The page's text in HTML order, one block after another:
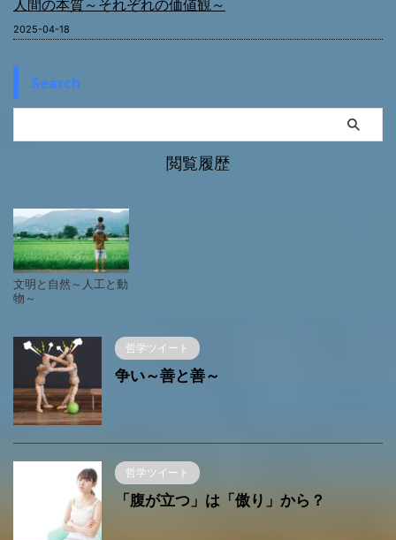
人間の本質～それぞれの価値観～
2025-04-18
Search
閲覧履歴
文明と自然～人工と動
物～
哲学ツイート
争い～善と善～
哲学ツイート
「腹が立つ」は「傲り」から？